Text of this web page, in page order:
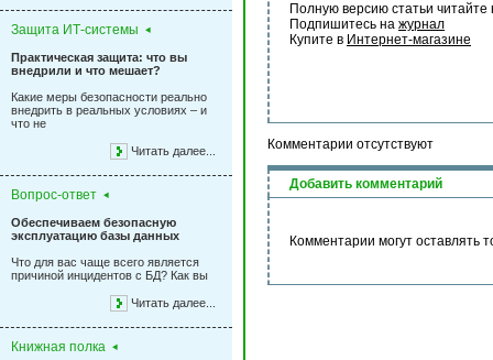
Защита ИТ-системы
Практическая защита: что вы
внедрили и что мешает?
Какие меры безопасности реально
внедрить в реальных условиях – и
что не
Читать далее...
Вопрос-ответ
Обеспечиваем безопасную
эксплуатацию базы данных
Что для вас чаще всего является
причиной инцидентов с БД? Как вы
Читать далее...
Книжная полка
Полную версию статьи читайте
Подпишитесь на журнал
Купите в Интернет-магазине
Комментарии отсутствуют
Добавить комментарий
Комментарии могут оставлять